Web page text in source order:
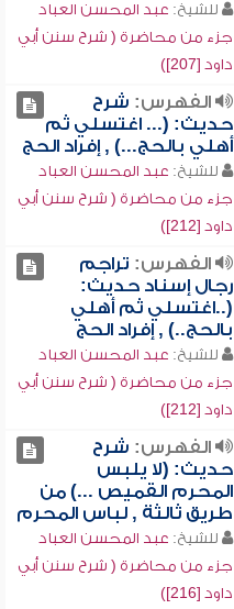
للشيخ: عبد المحسن العباد
جزء من محاضرة ( شرح سنن أبي
داود [207])
الفهرس: شرح
حديث: (... اغتسلي ثم
أهلي بالحج...) , إفراد الحج
للشيخ: عبد المحسن العباد
جزء من محاضرة ( شرح سنن أبي
داود [212])
الفهرس: تراجم
رجال إسناد حديث:
(..اغتسلي ثم أهلي
بالحج..) , إفراد الحج
للشيخ: عبد المحسن العباد
جزء من محاضرة ( شرح سنن أبي
داود [212])
الفهرس: شرح
حديث: (لا يلبس
المحرم القميص ...) من
طريق ثالثة , لباس المحرم
للشيخ: عبد المحسن العباد
جزء من محاضرة ( شرح سنن أبي
داود [216])